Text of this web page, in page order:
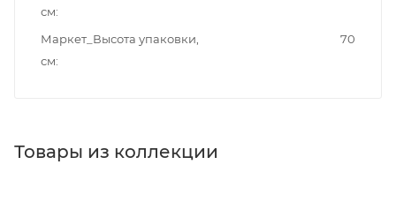
см
Маркет_Высота упаковки,
см
70
Товары из коллекции